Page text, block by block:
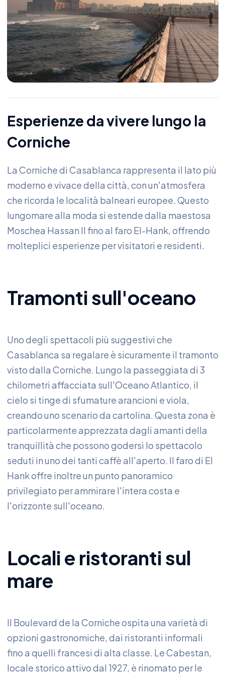
Esperienze da vivere lungo la
Corniche
La Corniche di Casablanca rappresenta il lato più
moderno e vivace della città, con un'atmosfera
che ricorda le località balneari europee. Questo
lungomare alla moda si estende dalla maestosa
Moschea Hassan II fino al faro El-Hank, offrendo
molteplici esperienze per visitatori e residenti.
Tramonti sull'oceano
Uno degli spettacoli più suggestivi che
Casablanca sa regalare è sicuramente il tramonto
visto dalla Corniche. Lungo la passeggiata di 3
chilometri affacciata sull'Oceano Atlantico, il
cielo si tinge di sfumature arancioni e viola,
creando uno scenario da cartolina. Questa zona è
particolarmente apprezzata dagli amanti della
tranquillità che possono godersi lo spettacolo
seduti in uno dei tanti caffè all'aperto. Il faro di El
Hank offre inoltre un punto panoramico
privilegiato per ammirare l'intera costa e
l'orizzonte sull'oceano.
Locali e ristoranti sul
mare
Il Boulevard de la Corniche ospita una varietà di
opzioni gastronomiche, dai ristoranti informali
fino a quelli francesi di alta classe. Le Cabestan,
locale storico attivo dal 1927, è rinomato per le